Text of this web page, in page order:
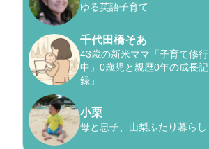
ゆる英語子育て
千代田橋そあ
43歳の新米ママ「子育て修行
中」0歳児と親歴0年の成長記
録」
小栗
母と息子、山梨ふたり暮らし